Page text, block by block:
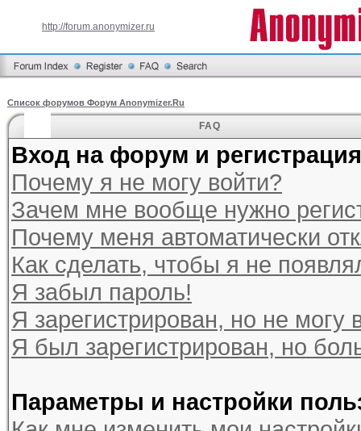
http://forum.anonymizer.ru
Список форумов Форум Anonymizer.Ru
FAQ
Вход на форум и регистрация
Почему я не могу войти?
Зачем мне вообще нужно
Почему меня автоматически
Как сделать, чтобы я не
Я забыл пароль!
Я зарегистрирован, но не могу
Я был зарегистрирован, но
Параметры и настройки